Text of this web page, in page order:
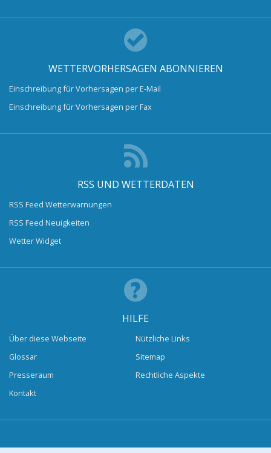
WETTERVORHERSAGEN ABONNIEREN
Einschreibung für Vorhersagen per E-Mail
Einschreibung für Vorhersagen per Fax
RSS UND WETTERDATEN
RSS Feed Wetterwarnungen
RSS Feed Neuigkeiten
Wetter Widget
HILFE
Über diese Webseite
Glossar
Presseraum
Kontakt
Nützliche Links
Sitemap
Rechtliche Aspekte